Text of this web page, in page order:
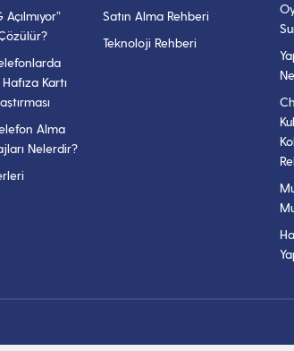
Açılmıyor”
Kartı
Alma
Nelerdir?
Satın Alma Rehberi
Teknoloji Rehberi